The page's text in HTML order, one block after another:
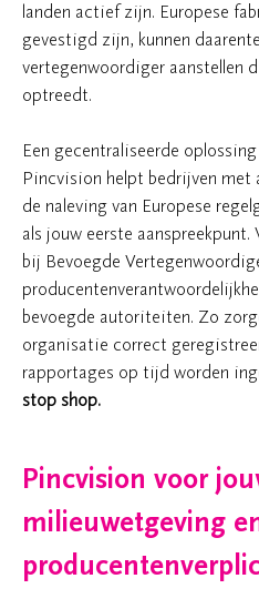
landen actief zijn. Europese
gevestigd zijn, kunnen
vertegenwoordiger aanstellen
optreedt.
Een gecentraliseerde
Pincvision helpt bedrijven met
de naleving van Europese
als jouw eerste
bij Bevoegde
bevoegde autoriteiten. Zo
organisatie correct
rapportages op tijd worden
stop shop.
Pincvision voor
milieuwetgeving